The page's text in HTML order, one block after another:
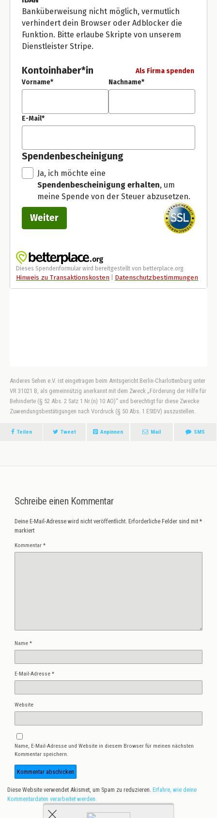
Anderes Sehen e.V. ist eingetragen beim Amtsgericht Berlin-Charlottenburg unter
VR 31021 B, als gemeinnützig anerkannt mit dem Zweck „Förderung der Hilfe für
Behinderte (§ 52 Abs. 2 Satz 1 Nr.(n) 10 AO)“ und berechtigt für diese Zwecke
Zuwendungsbestätigungen nach Vordruck (§ 50 Abs. 1 EStDV) auszustellen.
Teilen Tweet Anpinnen Mail SMS
Schreibe einen Kommentar
Deine E-Mail-Adresse wird nicht veröffentlicht. Erforderliche Felder sind mit *
markiert
Kommentar *
Name *
E-Mail-Adresse *
Website
Name, E-Mail-Adresse und Website in diesem Browser für meinen nächsten
Kommentar speichern.
Diese Website verwendet Akismet, um Spam zu reduzieren. Erfahre, wie deine
Kommentardaten verarbeitet werden.